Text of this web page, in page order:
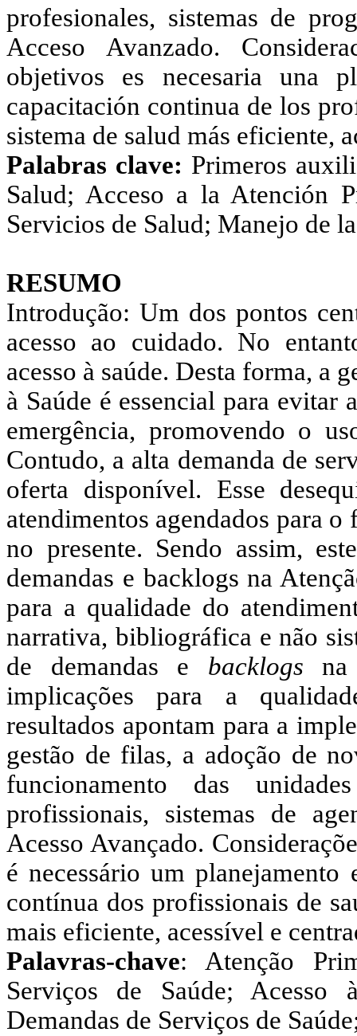
profesionales, sistemas de
Acceso Avanzado.
objetivos es necesaria una
capacitación continua de los
sistema de salud más eficiente,
Palabras clave: Primeros
Salud; Acceso a la Atención
Servicios de Salud; Manejo de
RESUMO
Introdução: Um dos pontos
acesso ao cuidado. No
acesso à saúde. Desta forma, a
à Saúde é essencial para evitar
emergência, promovendo o
Contudo, a alta demanda de
oferta disponível. Esse
atendimentos agendados para
no presente. Sendo assim,
demandas e backlogs na
para a qualidade do
narrativa, bibliográfica e não
de demandas e backlogs na
implicações para a
resultados apontam para a
gestão de filas, a adoção de
funcionamento das
profissionais, sistemas de
Acesso Avançado.
é necessário um planejamento
contínua dos profissionais de
mais eficiente, acessível e
Palavras-chave: Atenção
Serviços de Saúde; Acesso
Demandas de Serviços de